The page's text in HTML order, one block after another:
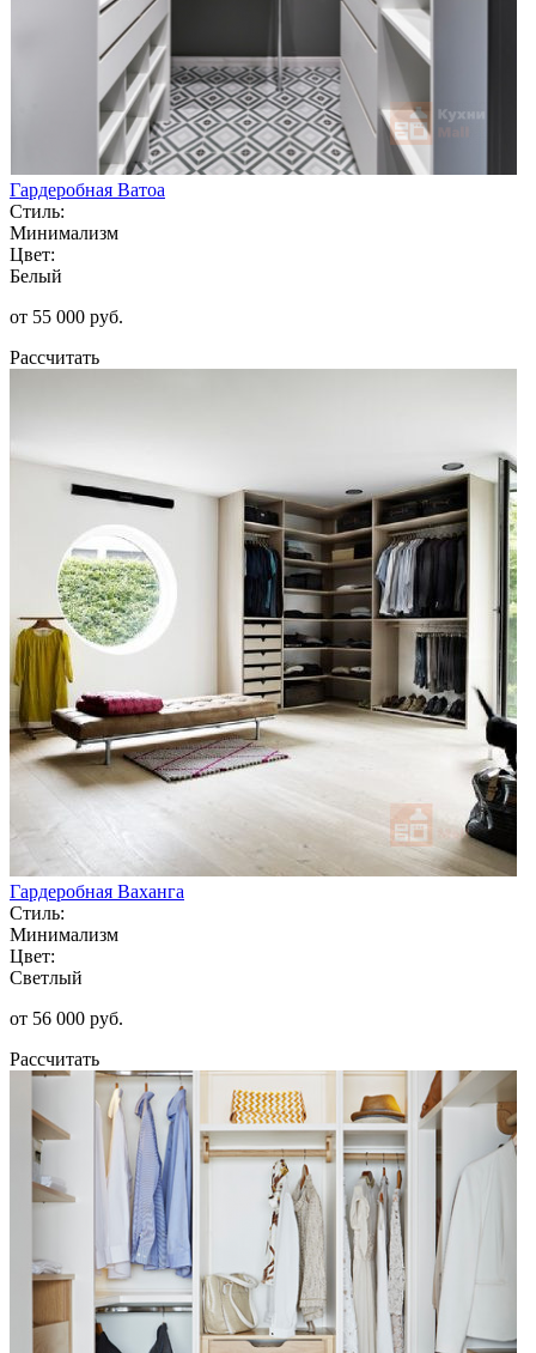
Гардеробная Ватоа
Стиль:
Минимализм
Цвет:
Белый
от 55 000 руб.
Рассчитать
Гардеробная Ваханга
Стиль:
Минимализм
Цвет:
Светлый
от 56 000 руб.
Рассчитать